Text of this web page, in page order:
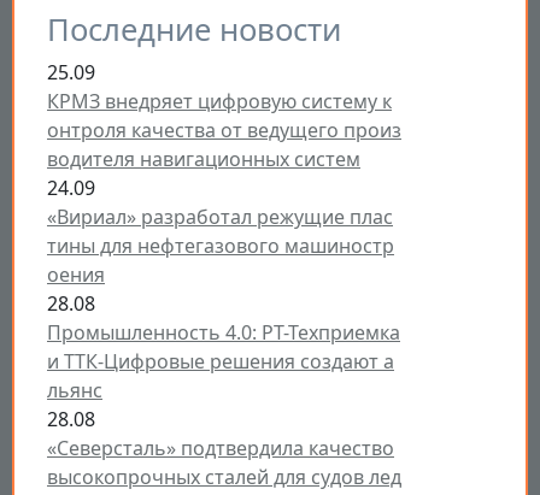
Последние новости
25.09
КРМЗ внедряет цифровую систему к
онтроля качества от ведущего произ
водителя навигационных систем
24.09
«Вириал» разработал режущие плас
тины для нефтегазового машиностр
оения
28.08
Промышленность 4.0: РТ-Техприемка
и ТТК-Цифровые решения создают а
льянс
28.08
«Северсталь» подтвердила качество
высокопрочных сталей для судов лед